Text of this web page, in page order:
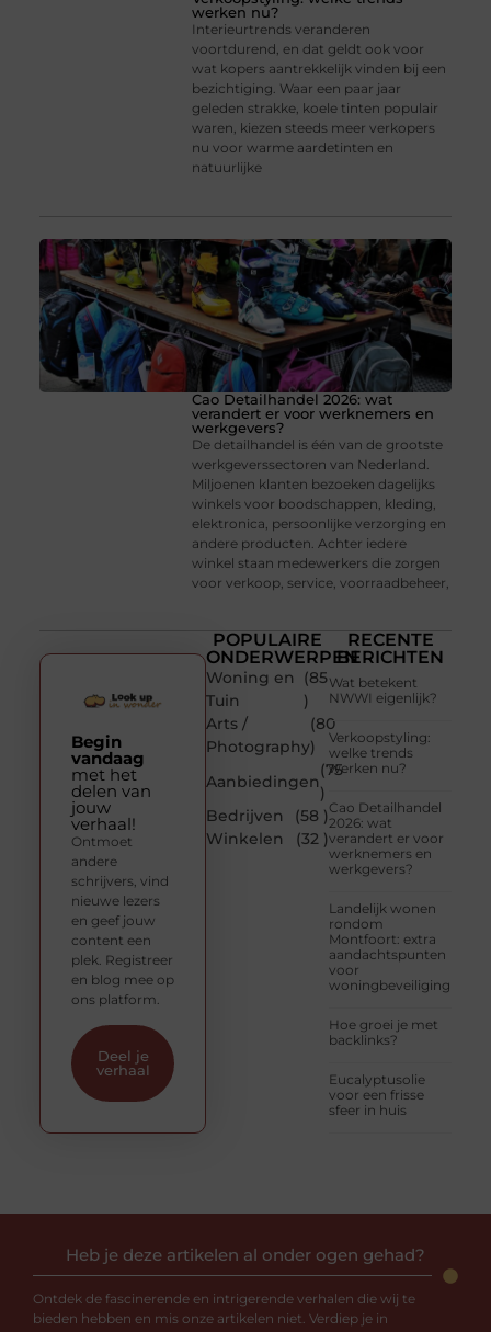
werken nu?
Interieurtrends veranderen
voortdurend, en dat geldt ook voor
wat kopers aantrekkelijk vinden bij een
bezichtiging. Waar een paar jaar
geleden strakke, koele tinten populair
waren, kiezen steeds meer verkopers
nu voor warme aardetinten en
natuurlijke
Cao Detailhandel 2026: wat
verandert er voor werknemers en
werkgevers?
De detailhandel is één van de grootste
werkgeverssectoren van Nederland.
Miljoenen klanten bezoeken dagelijks
winkels voor boodschappen, kleding,
elektronica, persoonlijke verzorging en
andere producten. Achter iedere
winkel staan medewerkers die zorgen
voor verkoop, service, voorraadbeheer,
POPULAIRE
ONDERWERPEN
Woning en
Tuin
(85
)
Arts /
Photography
(80
)
Aanbiedingen
(75
)
Bedrijven
(58 )
Winkelen
(32 )
RECENTE
BERICHTEN
Wat betekent
NWWI eigenlijk?
Verkoopstyling:
welke trends
werken nu?
Cao Detailhandel
2026: wat
verandert er voor
werknemers en
werkgevers?
Landelijk wonen
rondom
Montfoort: extra
aandachtspunten
voor
woningbeveiliging
Hoe groei je met
backlinks?
Eucalyptusolie
voor een frisse
sfeer in huis
Begin
vandaag
met het
delen van
jouw
verhaal!
Ontmoet
andere
schrijvers, vind
nieuwe lezers
en geef jouw
content een
plek. Registreer
en blog mee op
ons platform.
Deel je
verhaal
Heb je deze artikelen al onder ogen gehad?
Ontdek de fascinerende en intrigerende verhalen die wij te
bieden hebben en mis onze artikelen niet. Verdiep je in